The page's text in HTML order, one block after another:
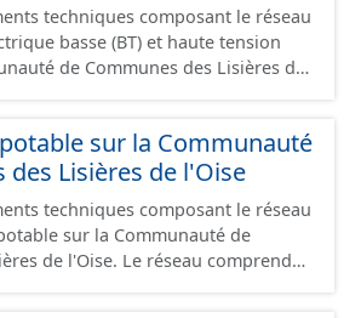
techniques composant le réseau
basse (BT) et haute tension
de Communes des Lisières de
ainsi que les pylones de
sur la Communauté
des Lisières de l'Oise
techniques composant le réseau
sur la Communauté de
de l'Oise. Le réseau comprend